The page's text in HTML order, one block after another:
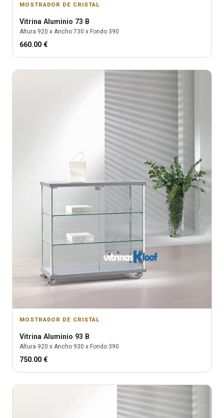
MOSTRADOR DE CRISTAL
Vitrina Aluminio 73 B
Altura 920 x Ancho 730 x Fondo 390
660.00 €
MOSTRADOR DE CRISTAL
Vitrina Aluminio 93 B
Altura 920 x Ancho 930 x Fondo 390
750.00 €